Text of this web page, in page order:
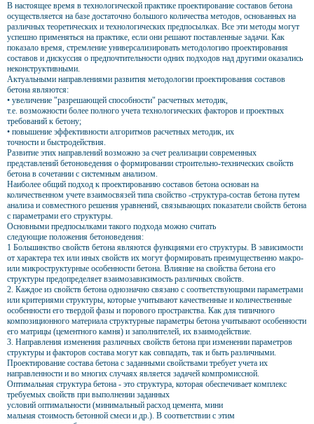
В настоящее время в технологической практике проектирование составов бетона
осуществляется на базе достаточно большого количества методов, основанных на
различных теоретических и технологических предпосылках. Все эти методы могут
успешно применяться на практике, если они решают поставленные задачи. Как
показало время, стремление универсализировать методологию проектирования
составов и дискуссия о предпочтительности одних подходов над другими оказались
неконструктивными.
Актуальными направлениями развития методологии проектирования составов
бетона являются:
• увеличение "разрешающей способности" расчетных методик,
т.е. возможности более полного учета технологических факторов и проектных
требований к бетону;
• повышение эффективности алгоритмов расчетных методик, их
точности и быстродействия.
Развитие этих направлений возможно за счет реализации современных
представлений бетоноведения о формировании строительно-технических свойств
бетона в сочетании с системным анализом.
Наиболее общий подход к проектированию составов бетона основан на
количественном учете взаимосвязей типа свойство -структура-состав бетона путем
анализа и совместного решения уравнений, связывающих показатели свойств бетона
с параметрами его структуры.
Основными предпосылками такого подхода можно считать
следующие положения бетоноведения:
1 Большинство свойств бетона являются функциями его структуры. В зависимости
от характера тех или иных свойств их могут формировать преимущественно макро-
или микроструктурные особенности бетона. Влияние на свойства бетона его
структуры предопределяет взаимозависимость различных свойств.
2. Каждое из свойств бетона однозначно связано с соответствующими параметрами
или критериями структуры, которые учитывают качественные и количественные
особенности его твердой фазы и порового пространства. Как для типичного
композиционного материала структурные параметры бетона учитывают особенности
его матрицы (цементного камня) и заполнителей, их взаимодействие.
3. Направления изменения различных свойств бетона при изменении параметров
структуры и факторов состава могут как совпадать, так и быть различными.
Проектирование состава бетона с заданными свойствами требует учета их
направленности и во многих случаях является задачей компромиссной.
Оптимальная структура бетона - это структура, которая обеспечивает комплекс
требуемых свойств при выполнении заданных
условий оптимальности (минимальный расход цемента, мини
мальная стоимость бетонной смеси и др.). В соответствии с этим